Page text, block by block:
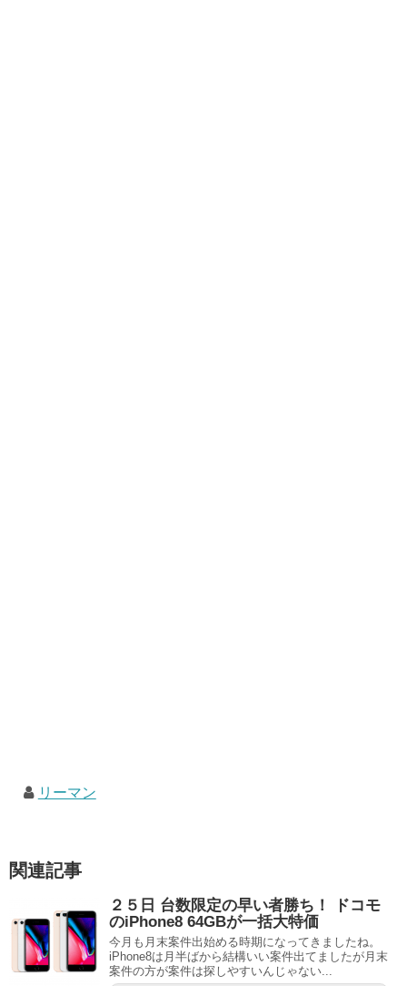
リーマン
関連記事
２５日 台数限定の早い者勝ち！ ドコモ
のiPhone8 64GBが一括大特価
今月も月末案件出始める時期になってきましたね。
iPhone8は月半ばから結構いい案件出てましたが月末
案件の方が案件は探しやすいんじゃない...